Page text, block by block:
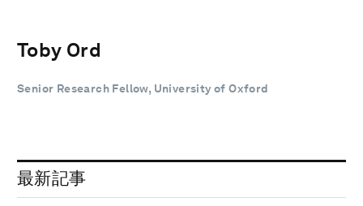
Toby Ord
Senior Research Fellow, University of Oxford
最新記事